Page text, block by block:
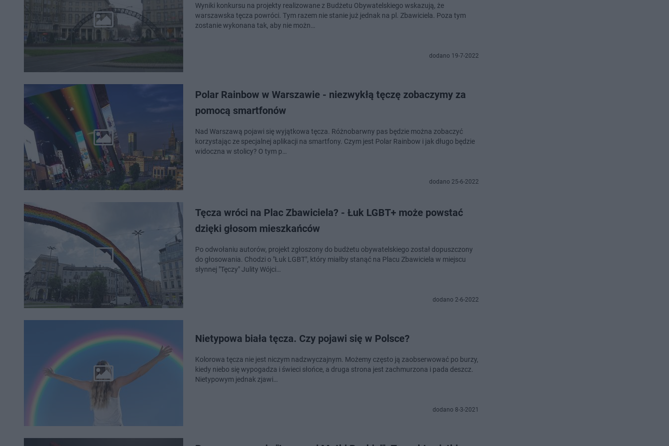
Wyniki konkursu na projekty realizowane z Budżetu Obywatelskiego wskazują, że
warszawska tęcza powróci. Tym razem nie stanie już jednak na pl. Zbawiciela. Poza tym
zostanie wykonana tak, aby nie możn…
dodano 19-7-2022
Polar Rainbow w Warszawie - niezwykłą tęczę zobaczymy za
pomocą smartfonów
Nad Warszawą pojawi się wyjątkowa tęcza. Różnobarwny pas będzie można zobaczyć
korzystając ze specjalnej aplikacji na smartfony. Czym jest Polar Rainbow i jak długo będzie
widoczna w stolicy? O tym p…
dodano 25-6-2022
Tęcza wróci na Plac Zbawiciela? - Łuk LGBT+ może powstać
dzięki głosom mieszkańców
Po odwołaniu autorów, projekt zgłoszony do budżetu obywatelskiego został dopuszczony
do głosowania. Chodzi o "Łuk LGBT", który miałby stanąć na Placu Zbawiciela w miejscu
słynnej "Tęczy" Julity Wójci…
dodano 2-6-2022
Nietypowa biała tęcza. Czy pojawi się w Polsce?
Kolorowa tęcza nie jest niczym nadzwyczajnym. Możemy często ją zaobserwować po burzy,
kiedy niebo się wypogadza i świeci słońce, a druga strona jest zachmurzona i pada deszcz.
Nietypowym jednak zjawi…
dodano 8-3-2021